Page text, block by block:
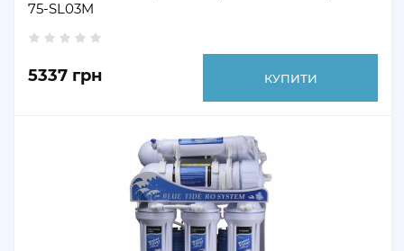
75-SL03M
5337 грн КУПИТИ